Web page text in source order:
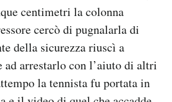
centimetri la colonna
cercò di pugnalarla di
della sicurezza riuscì a
ad arrestarlo con l’aiuto di altri
la tennista fu portata in